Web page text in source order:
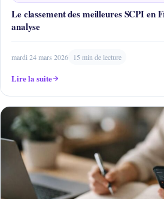
Le classement des meilleures SCPI en
analyse
mardi 24 mars 2026 15 min de lecture
Lire la suite